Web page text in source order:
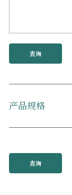
查询
产品规格
查询